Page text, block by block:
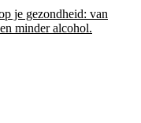
je gezondheid: van
minder alcohol.